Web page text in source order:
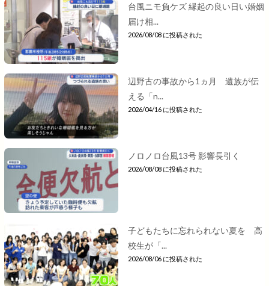
台風ニモ負ケズ 縁起の良い日い婚姻
届け相...
2026/08/08 に投稿された
辺野古の事故から1ヵ月 遺族が伝
える「n...
2026/04/16 に投稿された
ノロノロ台風13号 影響長引く
2026/08/08 に投稿された
子どもたちに忘れられない夏を 高
校生が「...
2026/08/06 に投稿された